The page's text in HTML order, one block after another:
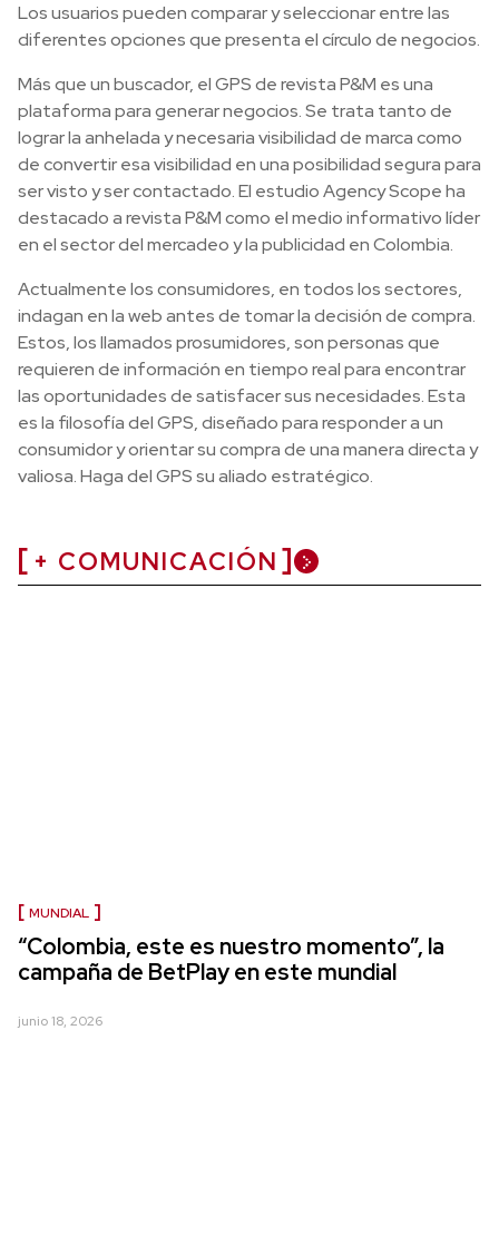
Los usuarios pueden comparar y seleccionar entre las
diferentes opciones que presenta el círculo de negocios.
Más que un buscador, el GPS de revista P&M es una
plataforma para generar negocios. Se trata tanto de
lograr la anhelada y necesaria visibilidad de marca como
de convertir esa visibilidad en una posibilidad segura para
ser visto y ser contactado. El estudio Agency Scope ha
destacado a revista P&M como el medio informativo líder
en el sector del mercadeo y la publicidad en Colombia.
Actualmente los consumidores, en todos los sectores,
indagan en la web antes de tomar la decisión de compra.
Estos, los llamados prosumidores, son personas que
requieren de información en tiempo real para encontrar
las oportunidades de satisfacer sus necesidades. Esta
es la filosofía del GPS, diseñado para responder a un
consumidor y orientar su compra de una manera directa y
valiosa. Haga del GPS su aliado estratégico.
+ COMUNICACIÓN
MUNDIAL
“Colombia, este es nuestro momento”, la
campaña de BetPlay en este mundial
junio 18, 2026